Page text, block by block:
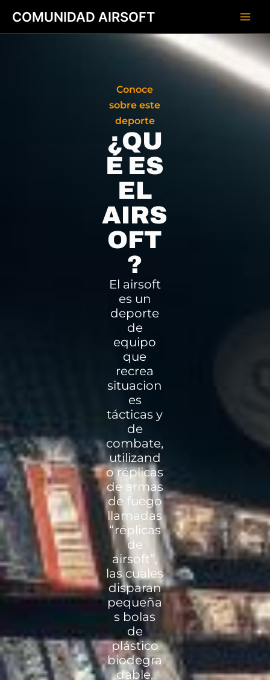
content
COMUNIDAD AIRSOFT
Main
Conoce
sobre este
deporte
¿QU
É ES
EL
AIRS
OFT
?
El airsoft
es un
deporte
de
equipo
que
recrea
situacion
es
tácticas y
de
combate,
utilizand
o réplicas
de armas
de fuego
llamadas
“réplicas
de
airsoft”,
las cuales
disparan
pequeña
s bolas
de
plástico
biodegra
dable,